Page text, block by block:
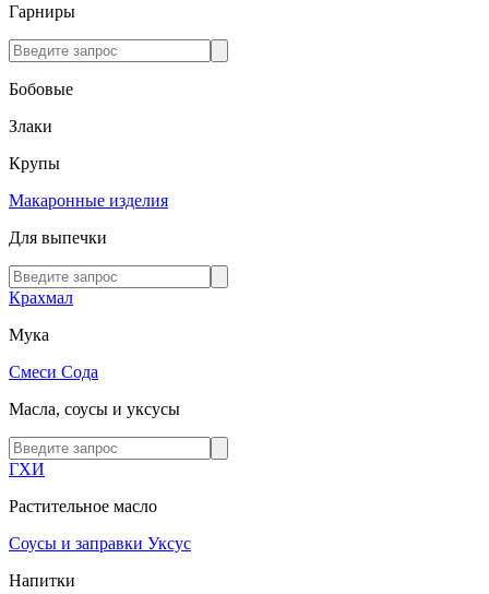
Гарниры
Бобовые
Злаки
Крупы
Макаронные изделия
Для выпечки
Крахмал
Мука
Смеси Сода
Масла, соусы и уксусы
ГХИ
Растительное масло
Соусы и заправки Уксус
Напитки